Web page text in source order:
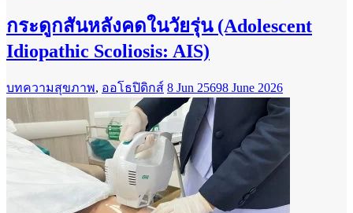
กระดูกสันหลังคดในวัยรุ่น (Adolescent
Idiopathic Scoliosis: AIS)
บทความสุขภาพ, ออโธปิดิกส์ 8 Jun 25698 June 2026